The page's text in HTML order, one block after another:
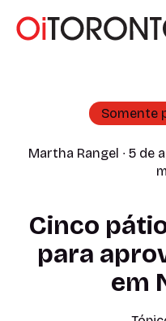
Somente
Martha Rangel ∙ 5 de
Cinco
para
em